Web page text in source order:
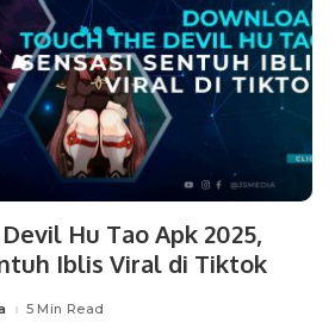
Hu Tao Apk 2025,
Iblis Viral di Tiktok
5 Min Read